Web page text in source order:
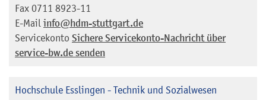
Fax 0711 8923-11
E-Mail info@hdm-stuttgart.de
Servicekonto Sichere Servicekonto-Nachricht über
service-bw.de senden
Hochschule Esslingen - Technik und Sozialwesen